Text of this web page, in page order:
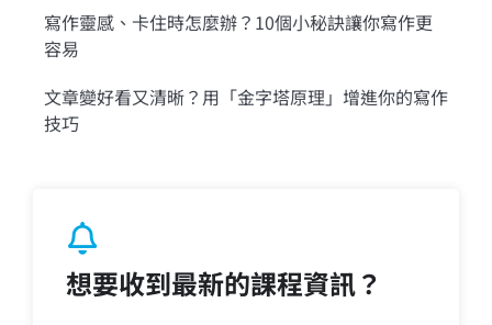
寫作靈感、卡住時怎麼辦？10個小秘訣讓你寫作更
容易
文章變好看又清晰？用「金字塔原理」增進你的寫作
技巧
想要收到最新的課程資訊？